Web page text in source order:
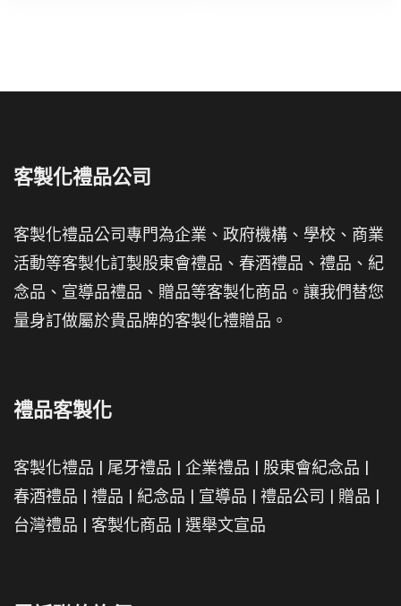
客製化禮品公司
客製化禮品公司專門為企業、政府機構、學校、商業
活動等客製化訂製股東會禮品、春酒禮品、禮品、紀
念品、宣導品禮品、贈品等客製化商品。讓我們替您
量身訂做屬於貴品牌的客製化禮贈品。
禮品客製化
客製化禮品 | 尾牙禮品 | 企業禮品 | 股東會紀念品 |
春酒禮品 | 禮品 | 紀念品 | 宣導品 | 禮品公司 | 贈品 |
台灣禮品 | 客製化商品 | 選舉文宣品